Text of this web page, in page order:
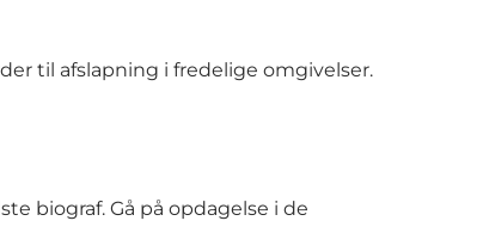
til afslapning i fredelige omgivelser.
biograf. Gå på opdagelse i de